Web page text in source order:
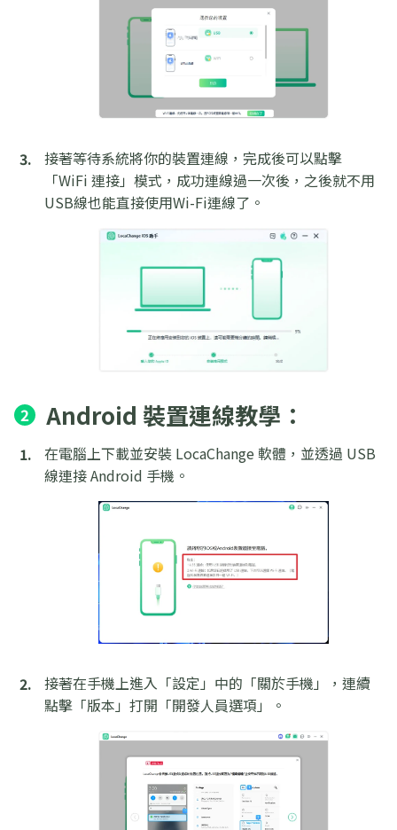
接著等待系統將你的裝置連線，完成後可以點擊
「WiFi 連接」模式，成功連線過一次後，之後就不用
USB線也能直接使用Wi-Fi連線了。
2 Android 裝置連線教學：
在電腦上下載並安裝 LocaChange 軟體，並透過 USB
線連接 Android 手機。
接著在手機上進入「設定」中的「關於手機」，連續
點擊「版本」打開「開發人員選項」。